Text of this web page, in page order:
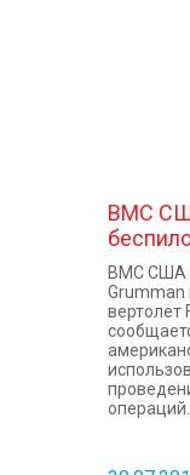
ВМС
ВМС США
Grumman
вертолет
операций...